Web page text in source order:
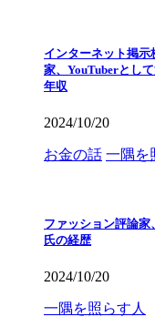
インターネット掲
家、YouTuberとし
年収
2024/10/20
お金の話 一隅を
ファッション評論
氏の経歴
2024/10/20
一隅を照らす人